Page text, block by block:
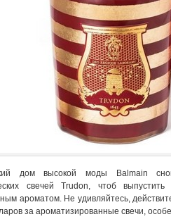
дом высокой моды Balmain
свечей Trudon, чтоб
ароматом. Не удивляйтесь,
за ароматизированные свечи,